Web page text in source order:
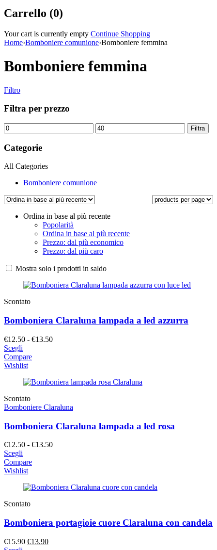
Carrello (0)
Your cart is currently empty Continue Shopping
Home›Bomboniere comunione›Bomboniere femmina
Bomboniere femmina
Filtro
Filtra per prezzo
Prezzo
Min
Prezzo
Max
Filtra
Categorie
All Categories
Bomboniere comunione
Ordina in base al più recente
Popolarità
Ordina in base al più recente
Prezzo: dal più economico
Prezzo: dal più caro
Mostra solo i prodotti in saldo
Scontato
Bomboniera Claraluna lampada a led azzurra
€12.50 - €13.50Fascia
a
Scegli
Compare
Wishlist
Scontato
Bomboniere Claraluna
Bomboniera Claraluna lampada a led rosa
€12.50 - €13.50Fascia
a
Scegli
Compare
Wishlist
Scontato
Bomboniera portagioie cuore Claraluna con candela
€15.90 Il
€13.90Il